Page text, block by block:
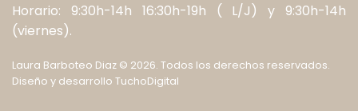
Horario: 9:30h-14h 16:30h-19h ( L/J) y 9:30h-14h
(viernes).
Laura Barboteo Diaz © 2026. Todos los derechos reservados.
Diseño y desarrollo TuchoDigital